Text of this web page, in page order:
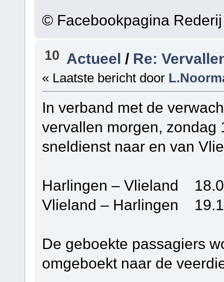
© Facebookpagina
10 Actueel / Re:
« Laatste bericht door
In verband met de
vervallen morgen, zondag
sneldienst naar en van
Harlingen – Vlieland
Vlieland – Harlingen
De geboekte passagiers
omgeboekt naar de